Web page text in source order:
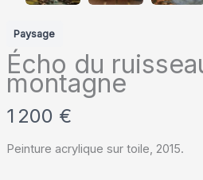
Paysage
Écho du
montagne
M
a
1 200 €
Peinture acrylique sur toile, 2015.